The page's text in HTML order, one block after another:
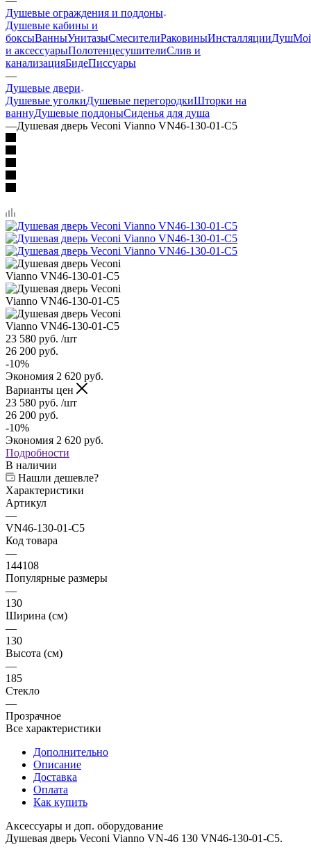
Душевые ограждения и поддоны
Душевые кабины и
боксыВанныУнитазыСмесителиРаковиныИнсталляцииДуш
и аксессуарыПолотенцесушителиСлив и
канализацияБидеПиссуары
—
Душевые двери
Душевые уголкиДушевые перегородкиШторки на
ваннуДушевые поддоныСиденья для душа
—Душевая дверь Veconi Vianno VN46-130-01-C5
23 580 руб. /шт
26 200 руб.
-10%
Экономия 2 620 руб.
Варианты цен
23 580 руб. /шт
26 200 руб.
-10%
Экономия 2 620 руб.
Подробности
В наличии
Нашли дешевле?
Характеристики
Артикул
—
VN46-130-01-C5
Код товара
—
144108
Популярные размеры
—
130
Ширина (см)
—
130
Высота (см)
—
185
Стекло
—
Прозрачное
Все характеристики
Дополнительно
Описание
Доставка
Оплата
Как купить
Аксессуары и доп. оборудование
Душевая дверь Veconi Vianno VN-46 130 VN46-130-01-C5.